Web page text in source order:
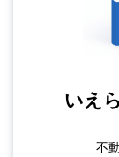
いえ
不